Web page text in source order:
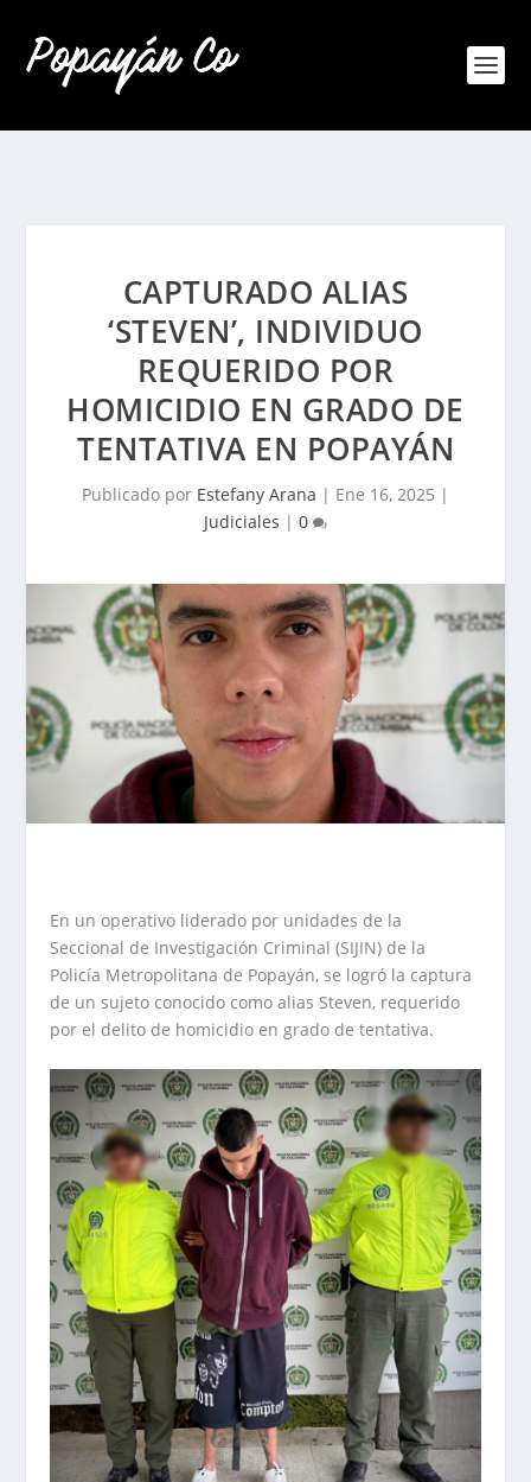
CAPTURADO ALIAS
‘STEVEN’, INDIVIDUO
REQUERIDO POR
HOMICIDIO EN GRADO DE
TENTATIVA EN POPAYÁN
Publicado por Estefany Arana | Ene 16, 2025 |
Judiciales | 0
En un operativo liderado por unidades de la
Seccional de Investigación Criminal (SIJIN) de la
Policía Metropolitana de Popayán, se logró la captura
de un sujeto conocido como alias Steven, requerido
por el delito de homicidio en grado de tentativa.